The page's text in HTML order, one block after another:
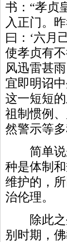
书：“孝贞
入正门。
曰：‘六月
使孝贞有
风迅雷甚
宜即明诏
这一短短
祖制惯例
然警示等
简单说来
种是体制
维护的，
治伦理。
除此之外
别时期，